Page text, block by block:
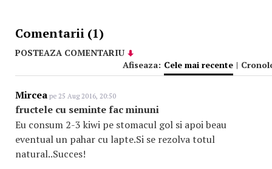
Comentarii (1)
POSTEAZA COMENTARIU
Afiseaza: Cele mai recente |
Mircea pe 25 Aug 2016, 20:50
fructele cu seminte fac minuni
Eu consum 2-3 kiwi pe stomacul gol si apoi beau
eventual un pahar cu lapte.Si se rezolva totul
natural..Succes!